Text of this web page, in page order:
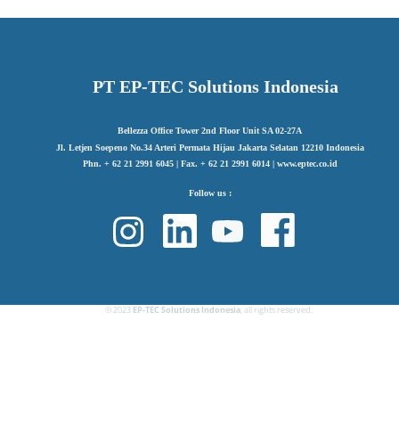
© 2023 EP-TEC Solutions Indonesia, all rights reserved.
PT EP-TEC Solutions Indonesia
Bellezza Office Tower 2nd Floor Unit SA 02-27A
Jl. Letjen Soepeno No.34 Arteri Permata Hijau Jakarta Selatan 12210 Indonesia
Phn. + 62 21 2991 6045 | Fax. + 62 21 2991 6014 | www.eptec.co.id
Follow us :